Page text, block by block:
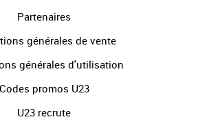
Partenaires
générales de vente
générales d'utilisation
Codes promos U23
U23 recrute